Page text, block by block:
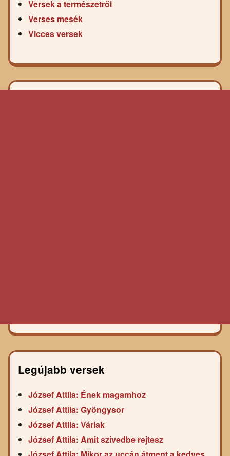
Versek a természetről
Verses mesék
Vicces versek
Legújabb versek
József Attila: Ének magamhoz
József Attila: Gyöngysor
József Attila: Várlak
József Attila: Amit szivedbe rejtesz